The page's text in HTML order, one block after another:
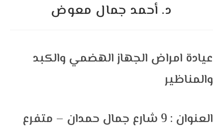
د. أحمد جمال معوض
عيادة امراض الجهاز الهضمي والكبد
والمناظير
العنوان : 9 شارع جمال حمدان – متفرع